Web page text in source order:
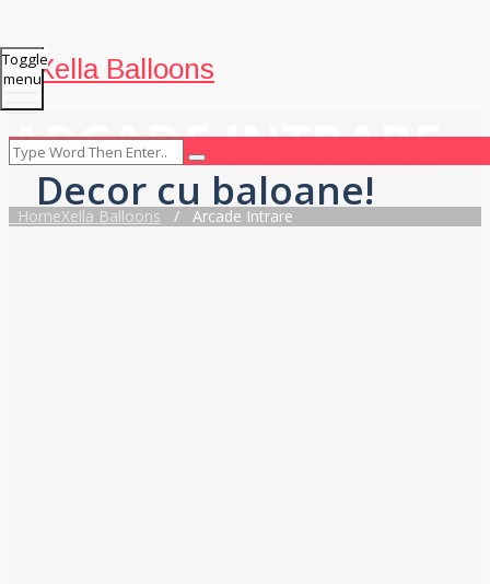
Xella Balloons
Decor cu baloane!
Toggle
menu
ARCADE INTRARE
HomeXella Balloons / Arcade Intrare